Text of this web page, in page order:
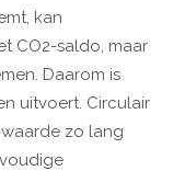
kan
CO2-saldo, maar
Daarom is
uitvoert. Circulair
zo lang